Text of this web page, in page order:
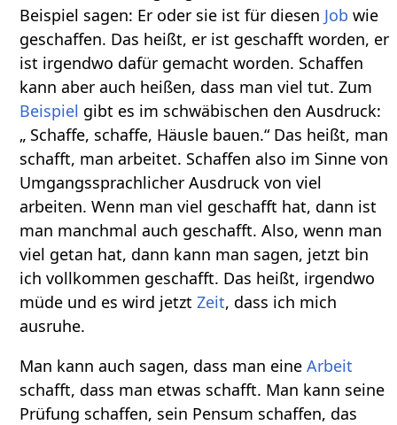
Beispiel sagen: Er oder sie ist für diesen Job wie
geschaffen. Das heißt, er ist geschafft worden, er
ist irgendwo dafür gemacht worden. Schaffen
kann aber auch heißen, dass man viel tut. Zum
Beispiel gibt es im schwäbischen den Ausdruck:
„ Schaffe, schaffe, Häusle bauen.“ Das heißt, man
schafft, man arbeitet. Schaffen also im Sinne von
Umgangssprachlicher Ausdruck von viel
arbeiten. Wenn man viel geschafft hat, dann ist
man manchmal auch geschafft. Also, wenn man
viel getan hat, dann kann man sagen, jetzt bin
ich vollkommen geschafft. Das heißt, irgendwo
müde und es wird jetztZeit, dass ich mich
ausruhe.
Man kann auch sagen, dass man eineArbeit
schafft, dass man etwas schafft. Man kann seine
Prüfung schaffen, sein Pensum schaffen, das